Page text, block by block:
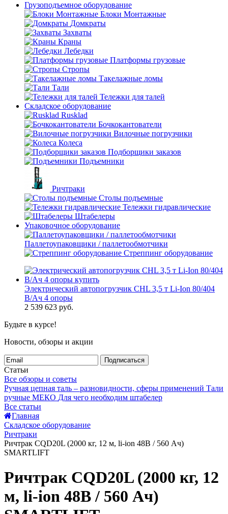
Грузоподъемное оборудование
Блоки Монтажные
Домкраты
Захваты
Краны
Лебедки
Платформы грузовые
Стропы
Такелажные ломы
Тали
Тележки для талей
Складское оборудование
Rusklad
Бочкокантователи
Вилочные погрузчики
Колеса
Подборщики заказов
Подъемники
Ричтраки
Столы подъемные
Тележки гидравлические
Штабелеры
Упаковочное оборудование
Паллетоупаковщики / паллетообмотчики
Стреппинг оборудование
Электрический автопогрузчик CHL 3,5 т Li-Ion 80/404
В/Ач 4 опоры
2 539 623 руб.
Будьте в курсе!
Новости, обзоры и акции
Подписаться
Статьи
Все обзоры и советы
Ручная цепная таль – разновидности, сферы применений Тали
ручные МЕКО Для чего необходим штабелер
Все статьи
Главная
Складское оборудование
Ричтраки
Ричтрак CQD20L (2000 кг, 12 м, li-ion 48В / 560 Ач)
SMARTLIFT
Ричтрак CQD20L (2000 кг, 12
м, li-ion 48В / 560 Ач)